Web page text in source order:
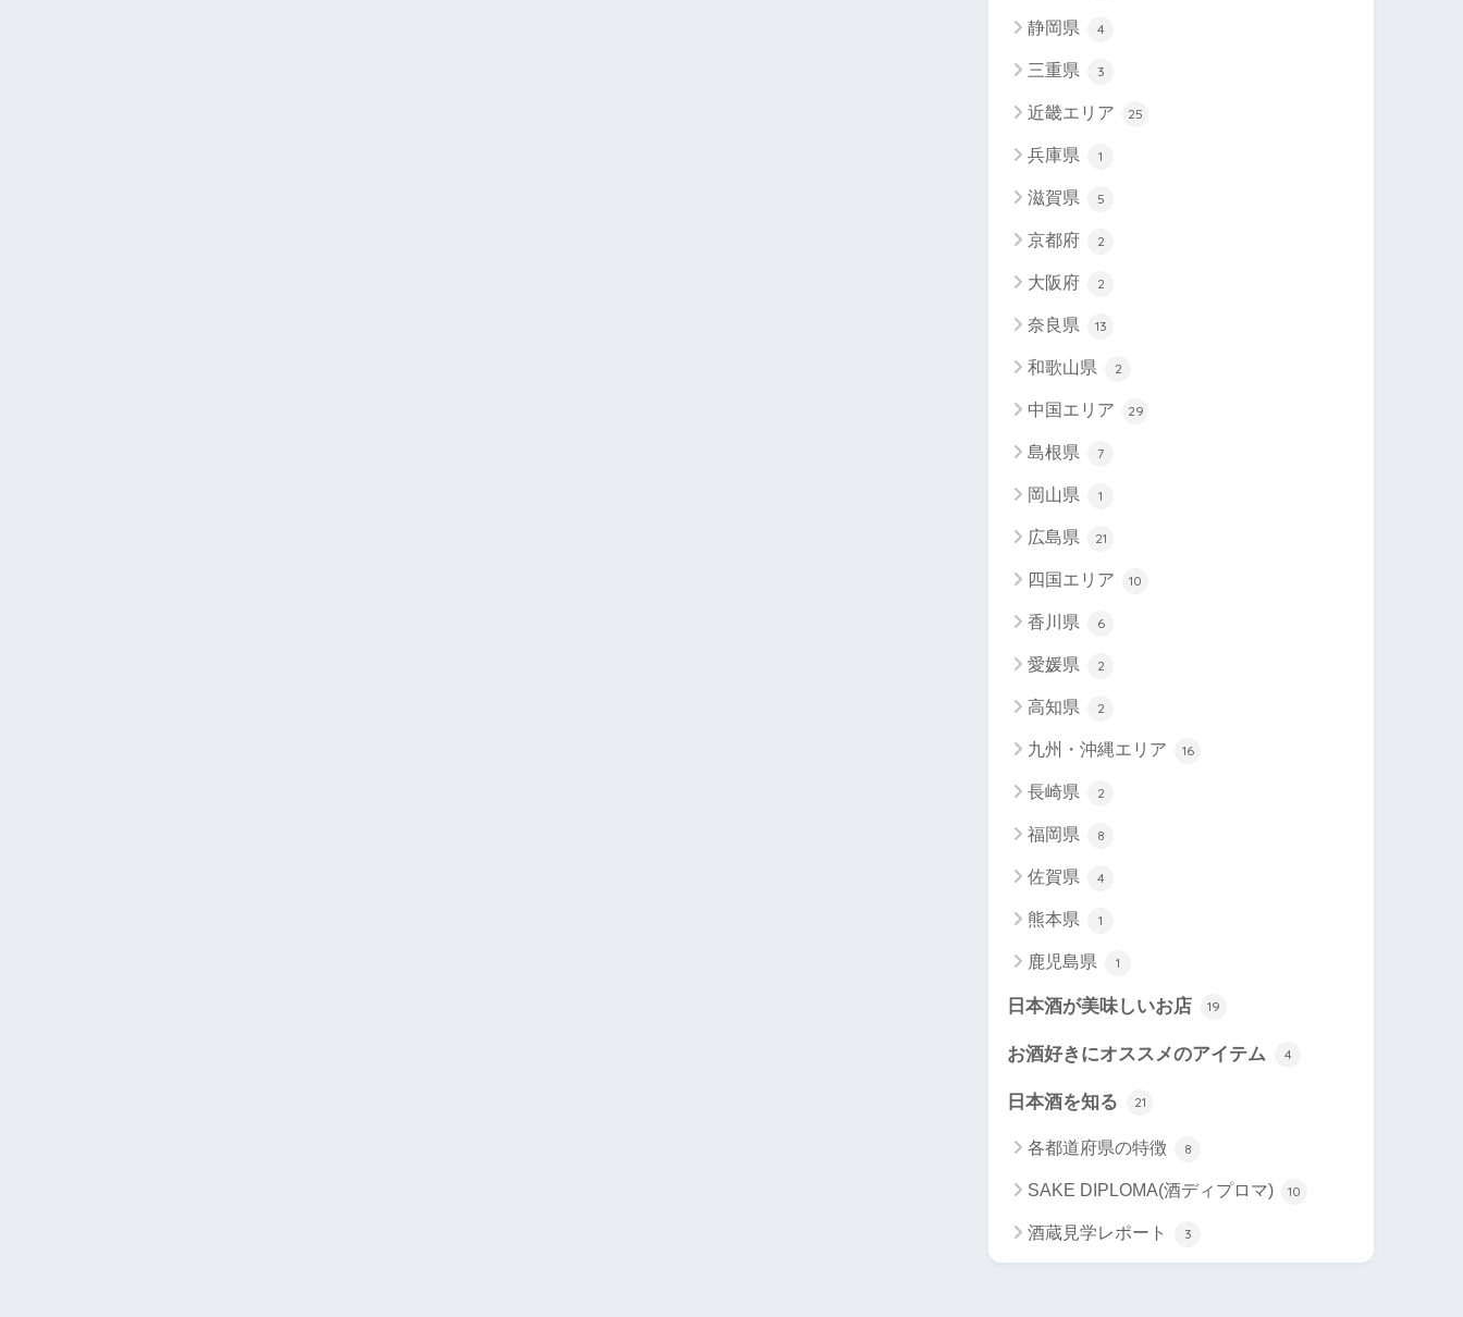
静岡県 4
三重県 3
近畿エリア 25
兵庫県 1
滋賀県 5
京都府 2
大阪府 2
奈良県 13
和歌山県 2
中国エリア 29
島根県 7
岡山県 1
広島県 21
四国エリア 10
香川県 6
愛媛県 2
高知県 2
九州・沖縄エリア 16
長崎県 2
福岡県 8
佐賀県 4
熊本県 1
鹿児島県 1
日本酒が美味しいお店 19
お酒好きにオススメのアイテム 4
日本酒を知る 21
各都道府県の特徴 8
SAKE DIPLOMA(酒ディプロマ) 10
酒蔵見学レポート 3